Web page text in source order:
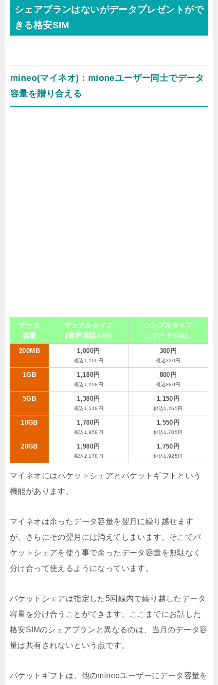
シェアプランはないがデータプレゼントがで
きる格安SIM
mineo(マイネオ)：mioneユーザー同士でデータ
容量を贈り合える
データ
容量
デュアルタイプ
(音声通話SIM)
シングルタイプ
(データSIM)
200MB 1,000円
税込1,100円
300円
税込330円
1GB 1,180円
税込1,298円
800円
税込880円
5GB 1,380円
税込1,518円
1,150円
税込1,265円
10GB 1,780円
税込1,958円
1,550円
税込1,705円
20GB 1,980円
税込2,178円
1,750円
税込1,925円
マイネオにはパケットシェアとパケットギフトという
機能があります。
マイネオは余ったデータ容量を翌月に繰り越せます
が、さらにその翌月には消えてしまいます。そこでパ
ケットシェアを使う事で余ったデータ容量を無駄なく
分け合って使えるようになっています。
パケットシェアは指定した5回線内で繰り越したデータ
容量を分け合うことができます。ここまでにお話した
格安SIMのシェアプランと異なるのは、当月のデータ容
量は共有されないという点です。
パケットギフトは、他のmineoユーザーにデータ容量を